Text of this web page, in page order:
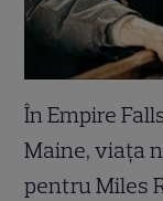
În Empire
Maine, viaţa
pentru Miles